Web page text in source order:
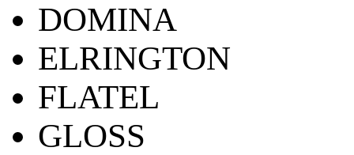
DOMINA
ELRINGTON
FLATEL
GLOSS